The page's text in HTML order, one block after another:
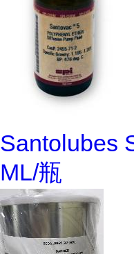
Santolubes
ML/瓶